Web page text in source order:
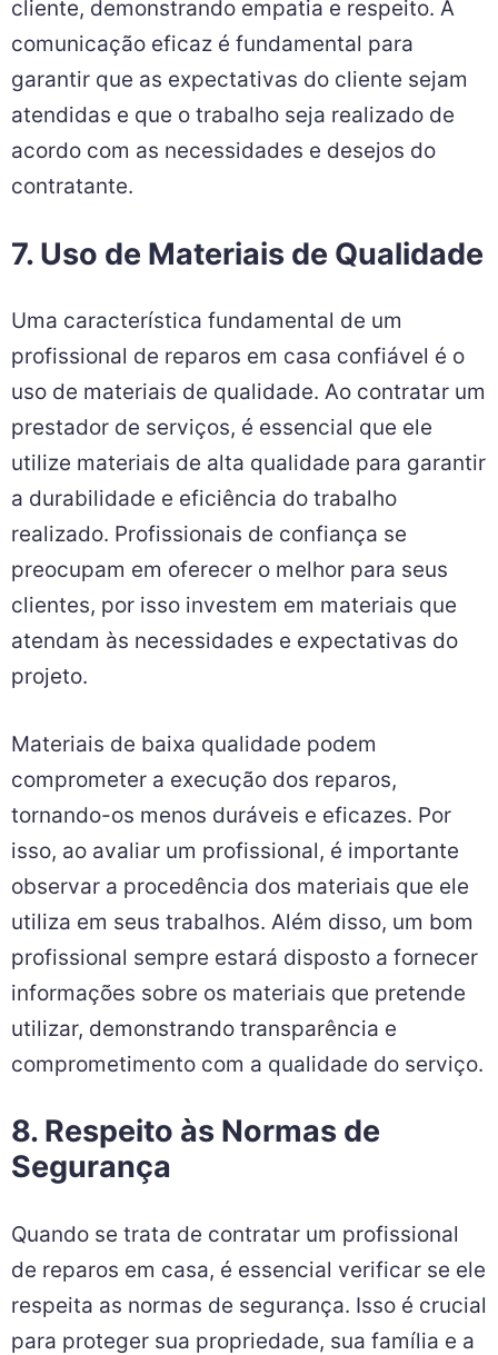
cliente, demonstrando empatia e respeito. A
comunicação eficaz é fundamental para
garantir que as expectativas do cliente sejam
atendidas e que o trabalho seja realizado de
acordo com as necessidades e desejos do
contratante.
7. Uso de Materiais de Qualidade
Uma característica fundamental de um
profissional de reparos em casa confiável é o
uso de materiais de qualidade. Ao contratar um
prestador de serviços, é essencial que ele
utilize materiais de alta qualidade para garantir
a durabilidade e eficiência do trabalho
realizado. Profissionais de confiança se
preocupam em oferecer o melhor para seus
clientes, por isso investem em materiais que
atendam às necessidades e expectativas do
projeto.
Materiais de baixa qualidade podem
comprometer a execução dos reparos,
tornando-os menos duráveis e eficazes. Por
isso, ao avaliar um profissional, é importante
observar a procedência dos materiais que ele
utiliza em seus trabalhos. Além disso, um bom
profissional sempre estará disposto a fornecer
informações sobre os materiais que pretende
utilizar, demonstrando transparência e
comprometimento com a qualidade do serviço.
8. Respeito às Normas de
Segurança
Quando se trata de contratar um profissional
de reparos em casa, é essencial verificar se ele
respeita as normas de segurança. Isso é crucial
para proteger sua propriedade, sua família e a